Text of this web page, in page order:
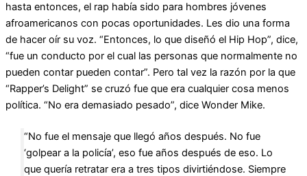
hasta entonces, el rap había sido para hombres jóvenes
afroamericanos con pocas oportunidades. Les dio una forma
de hacer oír su voz. “Entonces, lo que diseñó el Hip Hop”, dice,
“fue un conducto por el cual las personas que normalmente no
pueden contar pueden contar”. Pero tal vez la razón por la que
“Rapper’s Delight” se cruzó fue que era cualquier cosa menos
política. “No era demasiado pesado”, dice Wonder Mike.
“No fue el mensaje que llegó años después. No fue
‘golpear a la policía’, eso fue años después de eso. Lo
que quería retratar era a tres tipos divirtiéndose. Siempre